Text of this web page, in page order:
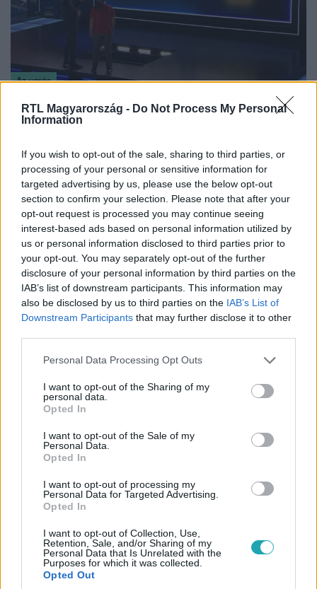
RTL Magyarország - Do Not Process My Personal
Information
If you wish to opt-out of the sale, sharing to third parties, or
processing of your personal or sensitive information for
targeted advertising by us, please use the below opt-out
section to confirm your selection. Please note that after your
opt-out request is processed you may continue seeing
interest-based ads based on personal information utilized by
us or personal information disclosed to third parties prior to
your opt-out. You may separately opt-out of the further
disclosure of your personal information by third parties on the
IAB’s list of downstream participants. This information may
also be disclosed by us to third parties on the IAB’s List of
Downstream Participants that may further disclose it to other
Please note that this website/app uses one or more Google
not limited to your visit or usage behaviour. You may click to
grant or deny consent to Google and its third-party tags to
use your data for below specified purposes in below Google
consent section.
Personal Data Processing Opt Outs
I want to opt-out of the Sharing of my
personal data.
Opted In
I want to opt-out of the Sale of my
Personal Data.
Opted In
I want to opt-out of processing my
Personal Data for Targeted Advertising.
Opted In
I want to opt-out of Collection, Use,
Retention, Sale, and/or Sharing of my
Personal Data that Is Unrelated with the
Purposes for which it was collected.
Opted Out
Az ugrás
„Egyre nagyobb a teher” – Az ugrás játékosa
Miközben Az ugrás kapitánya, József félelmein túllépve
sikeresen teljesítette a 10. szintet és hazavitte az 5 millió
forintos főnyereményt, voltak olyanok is, akik nem voltak
ennyire szerencsések. Magabiztosságuk ellenére több
játékos is a mélybe zuhant.
0:31
2024. március 12. 20:30
Az ugrás játékosa tornagyakorlatokkal vetette
Volt, aki remegő lábakkal próbálta átverekedni magát Az
ugrás állításain, mások azonban nem izgultak ennyire. Az
egyik csapatkapitány például az utolsó pillanatban
gondolta meg magát, majd tornamozdulatokkal ugrált
keresztül a hídon.